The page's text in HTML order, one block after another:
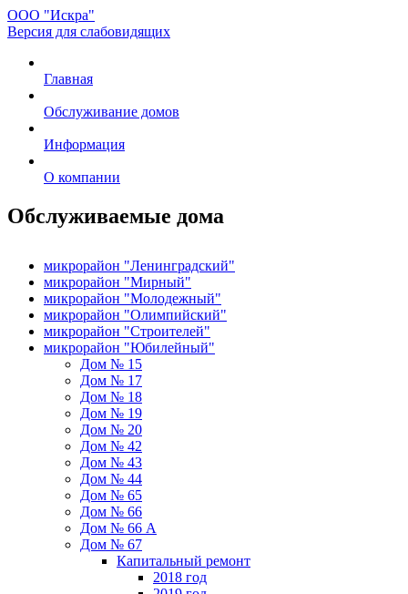
ООО "Искра"
Версия для слабовидящих
Главная
Обслуживание домов
Информация
О компании
Обслуживаемые дома
микрорайон "Ленинградский"
микрорайон "Мирный"
микрорайон "Молодежный"
микрорайон "Олимпийский"
микрорайон "Строителей"
микрорайон "Юбилейный"
Дом № 15
Дом № 17
Дом № 18
Дом № 19
Дом № 20
Дом № 42
Дом № 43
Дом № 44
Дом № 65
Дом № 66
Дом № 66 А
Дом № 67
Капитальный ремонт
2018 год